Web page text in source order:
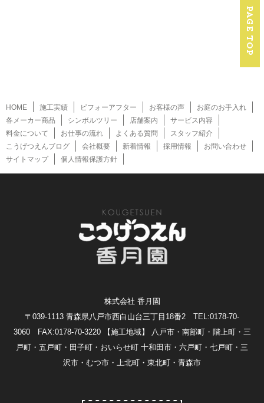
HOME 施工実績 ビフォーアフター お客様の声
お庭のお手入れ
各メーカー商品
シンボルツリー 店舗案内
サービス内容
料金について
お仕事の流れ よくある質問
スタッフ紹介
こうげつえんブログ
会社概要 新着情報 採用情報
お問い合わせ
サイトマップ
個人情報保護方針
株式会社 香月園
〒039-1113 青森県八戸市西白山台三丁目18番2 TEL:0178-70-
3060 FAX:0178-70-3220
【施工地域】 八戸市・南部町・階上町・三
戸町・五戸町・田子町・おいらせ町 十和田市・六戸町・七戸町・三
沢市・むつ市・上北町・東北町・青森市